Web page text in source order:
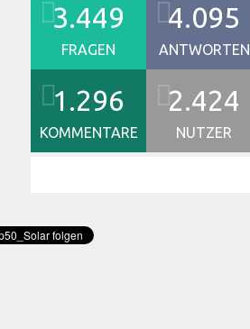
3.449
FRAGEN
4.095
ANTWORTEN
1.296
KOMMENTARE
2.424
NUTZER